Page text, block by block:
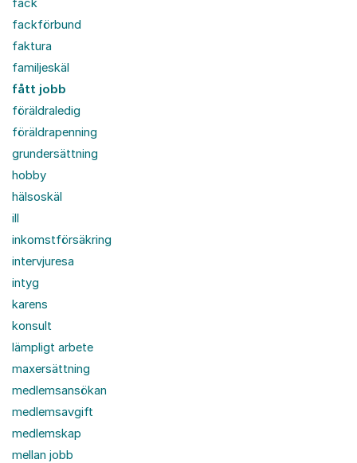
fack
fackförbund
faktura
familjeskäl
fått jobb
föräldraledig
föräldrapenning
grundersättning
hobby
hälsoskäl
ill
inkomstförsäkring
intervjuresa
intyg
karens
konsult
lämpligt arbete
maxersättning
medlemsansökan
medlemsavgift
medlemskap
mellan jobb